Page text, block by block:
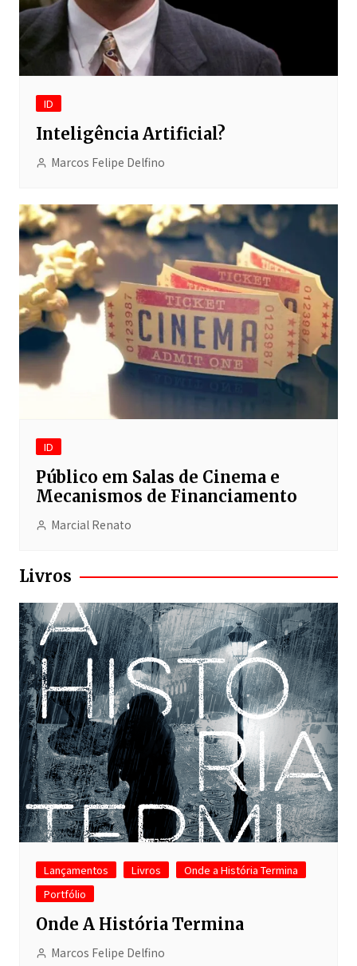
ID
Inteligência Artificial?
Marcos Felipe Delfino
ID
Público em Salas de Cinema e
Mecanismos de Financiamento
Marcial Renato
Livros
Lançamentos Livros
Onde a História Termina
Portfólio
Onde A História Termina
Marcos Felipe Delfino